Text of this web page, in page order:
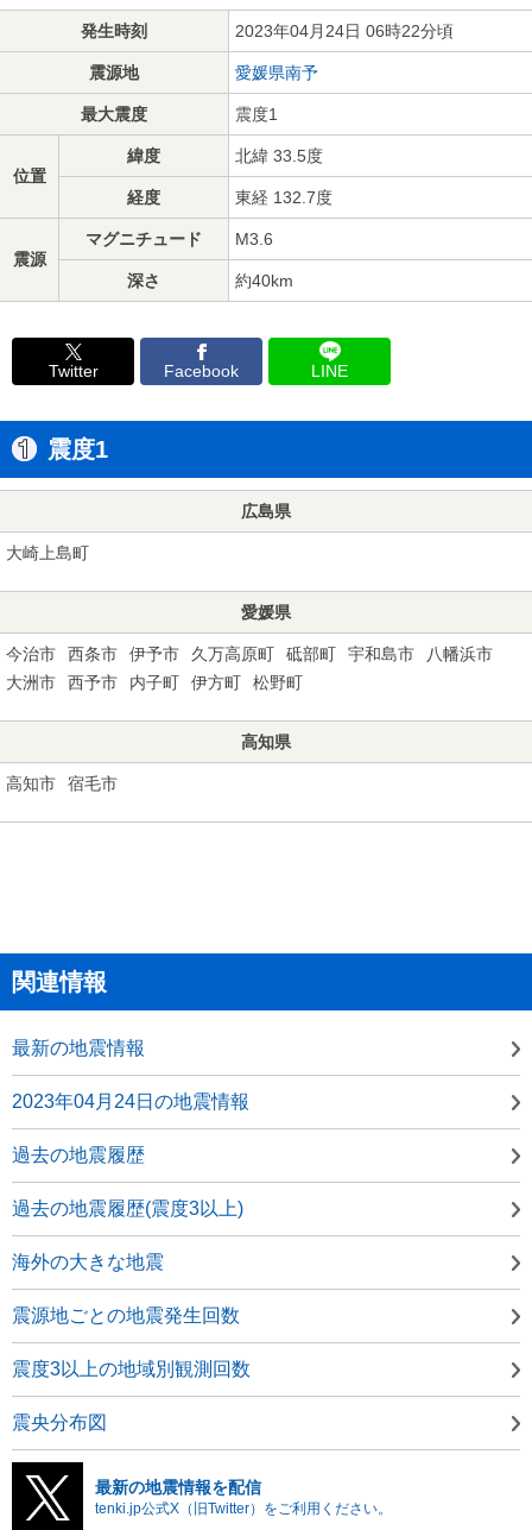
発生時刻 2023年04月24日 06時22分頃
震源地 愛媛県南予
最大震度 震度1
位置
緯度 北緯 33.5度
経度 東経 132.7度
震源
マグニチュード M3.6
深さ 約40km
Twitter Facebook LINE
震度1
広島県
大崎上島町
愛媛県
今治市 西条市 伊予市 久万高原町 砥部町 宇和島市
八幡浜市
大洲市
西予市 内子町 伊方町 松野町
高知県
高知市 宿毛市
関連情報
最新の地震情報
2023年04月24日の地震情報
過去の地震履歴
過去の地震履歴(震度3以上)
海外の大きな地震
震源地ごとの地震発生回数
震度3以上の地域別観測回数
震央分布図
最新の地震情報を配信
tenki.jp公式X（旧Twitter）をご利用ください。